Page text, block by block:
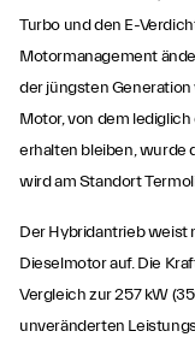
Turbo und den E-
Motormanagement
der jüngsten
Motor, von dem
erhalten bleiben, wurde
wird am Standort
Der Hybridantrieb weist
Dieselmotor auf. Die
Vergleich zur 257 kW
unveränderten